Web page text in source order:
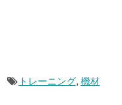
トレーニング, 機材